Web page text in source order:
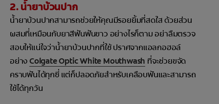
2. น้ำยาบ้วนปาก
น้ำยาบ้วนปากสามารถช่วยให้คุณมีรอยยิ้มที่สดใส ด้วยส่วน
ผสมที่เหมือนกับยาสีฟันฟันขาว อย่างไรก็ตาม อย่าลืมตรวจ
สอบให้แน่ใจว่าน้ำยาบ้วนปากที่ใช้ ปราศจากแอลกอฮอล์
อย่างColgate Optic White Mouthwash ที่จะช่วยขจัด
คราบฟันได้ทุกซี่ แต่ก็ปลอดภัยสำหรับเคลือบฟันและสามารถ
ใช้ได้ทุกวัน